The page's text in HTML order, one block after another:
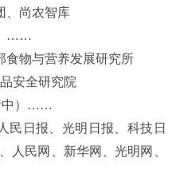
、尚农智库
）……
食物与营养发展研究所
全研究院
中）……
民日报、光明日报、科技日
人民网、新华网、光明网、